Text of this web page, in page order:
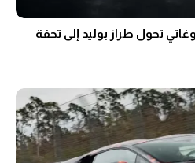
تحول طراز بوليد إلى تحفة